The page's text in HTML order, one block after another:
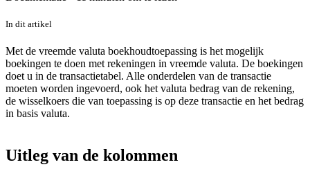
In dit artikel
Met de vreemde valuta boekhoudtoepassing is het mogelijk
boekingen te doen met rekeningen in vreemde valuta. De boekingen
doet u in de transactietabel. Alle onderdelen van de transactie
moeten worden ingevoerd, ook het valuta bedrag van de rekening,
de wisselkoers die van toepassing is op deze transactie en het bedrag
in basis valuta.
Uitleg van de kolommen